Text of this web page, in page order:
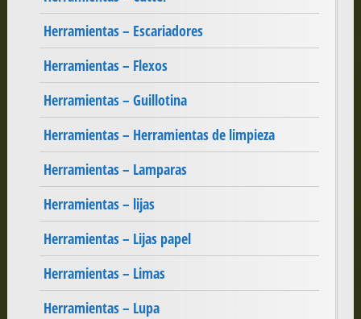
Herramientas – Escariadores
Herramientas – Flexos
Herramientas – Guillotina
Herramientas – Herramientas de limpieza
Herramientas – Lamparas
Herramientas – lijas
Herramientas – Lijas papel
Herramientas – Limas
Herramientas – Lupa